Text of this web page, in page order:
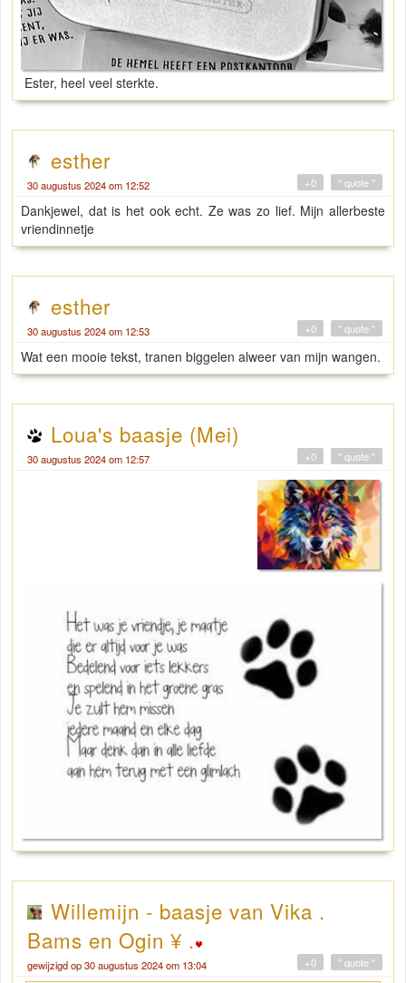
Ester, heel veel sterkte.
esther
30 augustus 2024 om 12:52 " quote "
+0
Dankjewel, dat is het ook echt. Ze was zo lief. Mijn allerbeste
vriendinnetje
esther
30 augustus 2024 om 12:53 " quote "
+0
Wat een mooie tekst, tranen biggelen alweer van mijn wangen.
Loua's baasje (Mei)
30 augustus 2024 om 12:57 " quote "
+0
Willemijn - baasje van Vika .
Bams en Ogin ¥ .
gewijzigd op 30 augustus 2024 om 13:04 " quote "
+0